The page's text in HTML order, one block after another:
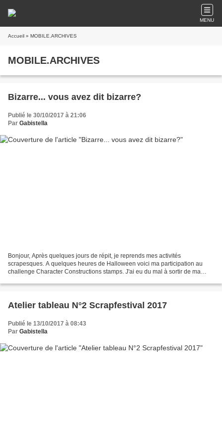
MENU
Accueil » MOBILE.ARCHIVES
MOBILE.ARCHIVES
Bizarre... vous avez dit bizarre?
Publié le 30/10/2017 à 21:06
Par Gabistella
Bonjour, Après quelques jours de répit, je reprends mes activités
scrapesques. A quelques heures de Halloween voici ma participation au
challenge Character Constructions stamps. J'ai eu du mal à sortir de ma
Atelier tableau N°2 Scrapfestival 2017
Publié le 13/10/2017 à 08:43
Par Gabistella